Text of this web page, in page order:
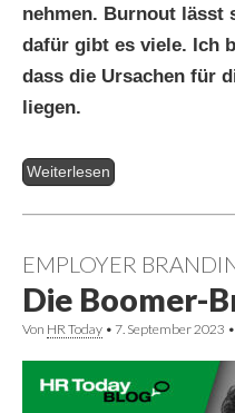
nehmen. Burnout lässt
dafür gibt es viele. Ich
dass die Ursachen für
liegen.
Weiterlesen
EMPLOYER
Die Boomer-
Von HR Today • 7. September 2023 •